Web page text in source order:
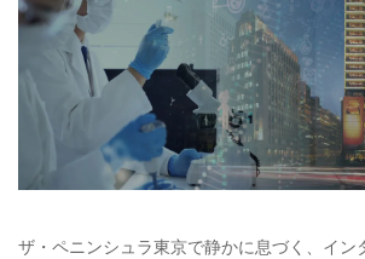
ザ・ペニンシュラ東京で静かに息づく、イン